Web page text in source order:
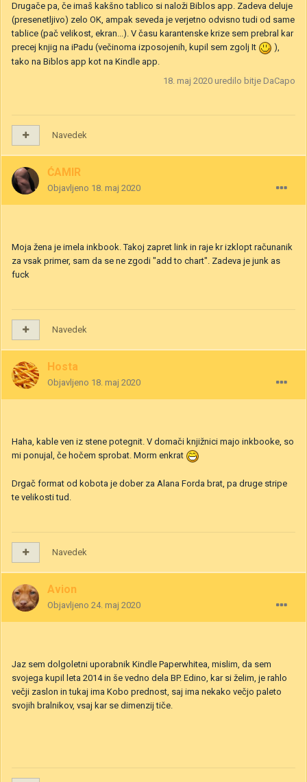
Drugače pa, če imaš kakšno tablico si naloži Biblos app. Zadeva deluje
(presenetljivo) zelo OK, ampak seveda je verjetno odvisno tudi od same
tablice (pač velikost, ekran...). V času karantenske krize sem prebral kar
precej knjig na iPadu (večinoma izposojenih, kupil sem zgolj It
),
tako na Biblos app kot na Kindle app.
18. maj 2020 uredilo bitje DaCapo
Navedek
ĆAMIR
Objavljeno 18. maj 2020
Moja žena je imela inkbook. Takoj zapret link in raje kr izklopt računanik
za vsak primer, sam da se ne zgodi "add to chart". Zadeva je junk as
fuck
Navedek
Hosta
Objavljeno 18. maj 2020
Haha, kable ven iz stene potegnit. V domači knjižnici majo inkbooke, so
mi ponujal, če hočem sprobat. Morm enkrat
Drgač format od kobota je dober za Alana Forda brat, pa druge stripe
te velikosti tud.
Navedek
Avion
Objavljeno 24. maj 2020
Jaz sem dolgoletni uporabnik Kindle Paperwhitea, mislim, da sem
svojega kupil leta 2014 in še vedno dela BP. Edino, kar si želim, je rahlo
večji zaslon in tukaj ima Kobo prednost, saj ima nekako večjo paleto
svojih bralnikov, vsaj kar se dimenzij tiče.